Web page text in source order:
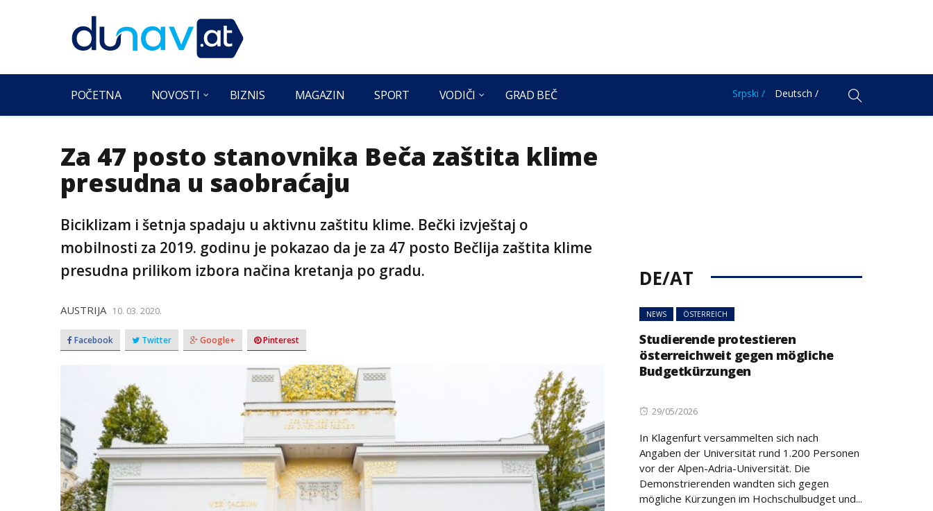
POČETNA NOVOSTI BIZNIS MAGAZIN SPORT VODIČI GRAD BEČ Srpski / Deutsch /
Za 47 posto stanovnika Beča zaštita klime
presudna u saobraćaju
Biciklizam i šetnja spadaju u aktivnu zaštitu klime. Bečki izvještaj o
mobilnosti za 2019. godinu je pokazao da je za 47 posto Bečlija zaštita klime
presudna prilikom izbora načina kretanja po gradu.
AUSTRIJA 10. 03. 2020.
Facebook Twitter Google+ Pinterest
DE/AT
NEWS ÖSTERREICH
Studierende protestieren
österreichweit gegen mögliche
Budgetkürzungen
Posted
29/05/2026
In Klagenfurt versammelten sich nach
Angaben der Universität rund 1.200 Personen
vor der Alpen-Adria-Universität. Die
Demonstrierenden wandten sich gegen
mögliche Kürzungen im Hochschulbudget und...